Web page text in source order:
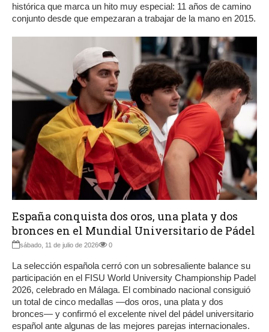
histórica que marca un hito muy especial: 11 años de camino
conjunto desde que empezaran a trabajar de la mano en 2015.
España conquista dos oros, una plata y dos
bronces en el Mundial Universitario de Pádel
sábado, 11 de julio de 2026 0
La selección española cerró con un sobresaliente balance su
participación en el FISU World University Championship Padel
2026, celebrado en Málaga. El combinado nacional consiguió
un total de cinco medallas —dos oros, una plata y dos
bronces— y confirmó el excelente nivel del pádel universitario
español ante algunas de las mejores parejas internacionales.